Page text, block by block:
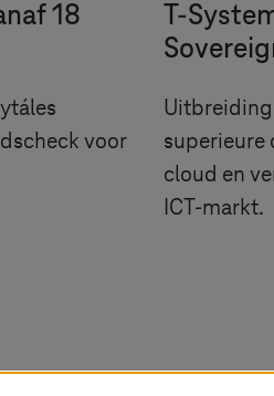
18
voor
T-
Uitbreiding
superieure
cloud en
ICT-markt.